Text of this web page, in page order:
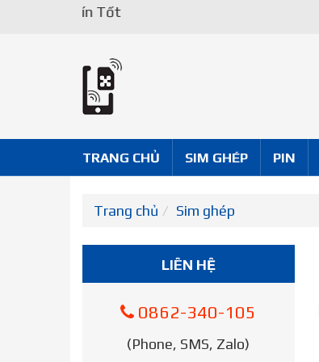
TRANG CHỦ SIM GHÉP PIN
Trang chủ Sim ghép
LIÊN HỆ
0862-340-105
(Phone, SMS, Zalo)